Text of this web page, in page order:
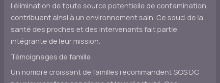
l’élimination de toute source potentielle de contamination,
contribuant ainsi à un environnement sain. Ce souci de la
santé des proches et des intervenants fait partie
intégrante de leur mission.
Témoignages de famille
Un nombre croissant de familles recommandent SOS DC